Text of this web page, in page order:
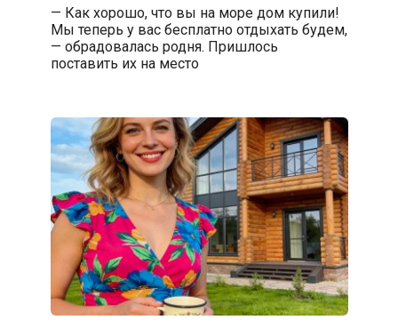
— Как хорошо, что вы на море дом купили!
Мы теперь у вас бесплатно отдыхать будем,
— обрадовалась родня. Пришлось
поставить их на место